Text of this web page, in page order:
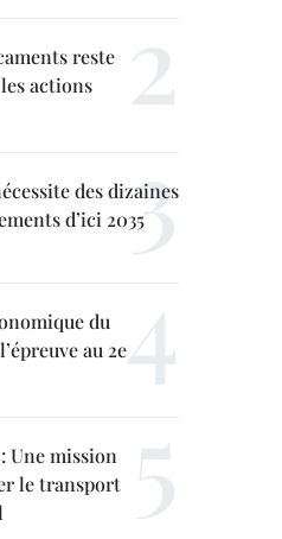
reste
actions
des dizaines
d’ici 2035
du
au 2e
Une mission
le transport